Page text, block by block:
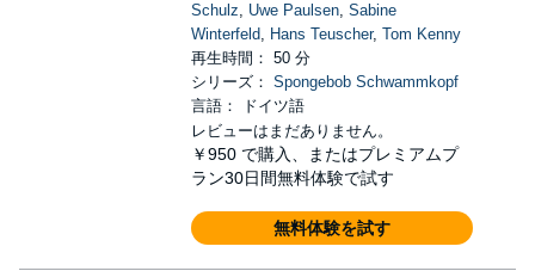
Schulz, Uwe Paulsen, Sabine
Winterfeld, Hans Teuscher, Tom Kenny
再生時間： 50 分
シリーズ： Spongebob Schwammkopf
言語： ドイツ語
レビューはまだありません。
￥950 で購入、またはプレミアムプ
ラン30日間無料体験で試す
無料体験を試す